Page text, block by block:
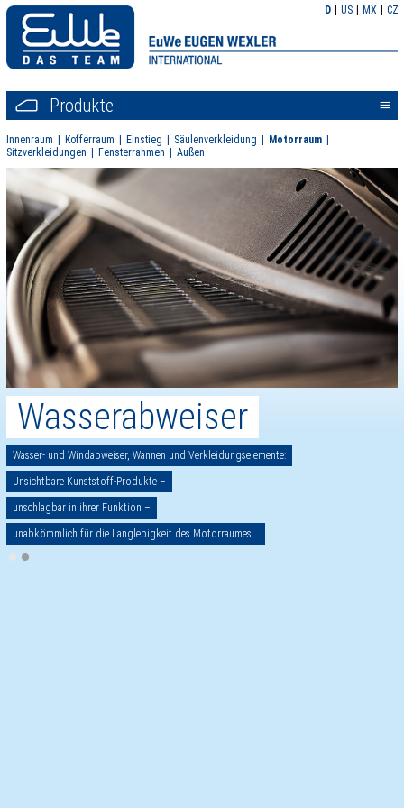
D US MX CZ
Produkte <<
Innenraum Kofferraum Einstieg Säulenverkleidung
Motorraum
Sitzverkleidungen
Fensterrahmen Außen
Wasserabweiser
Wasser- und Windabweiser, Wannen und Verkleidungselemente:
Unsichtbare Kunststoff-Produkte –
unschlagbar in ihrer Funktion –
unabkömmlich für die Langlebigkeit des Motorraumes.
••